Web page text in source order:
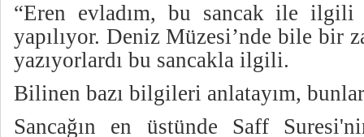
“Eren evladım, bu sancak ile ilgili
yapılıyor. Deniz Müzesi’nde bile bir
yazıyorlardı bu sancakla ilgili.
Bilinen bazı bilgileri anlatayım,
Sancağın en üstünde Saff